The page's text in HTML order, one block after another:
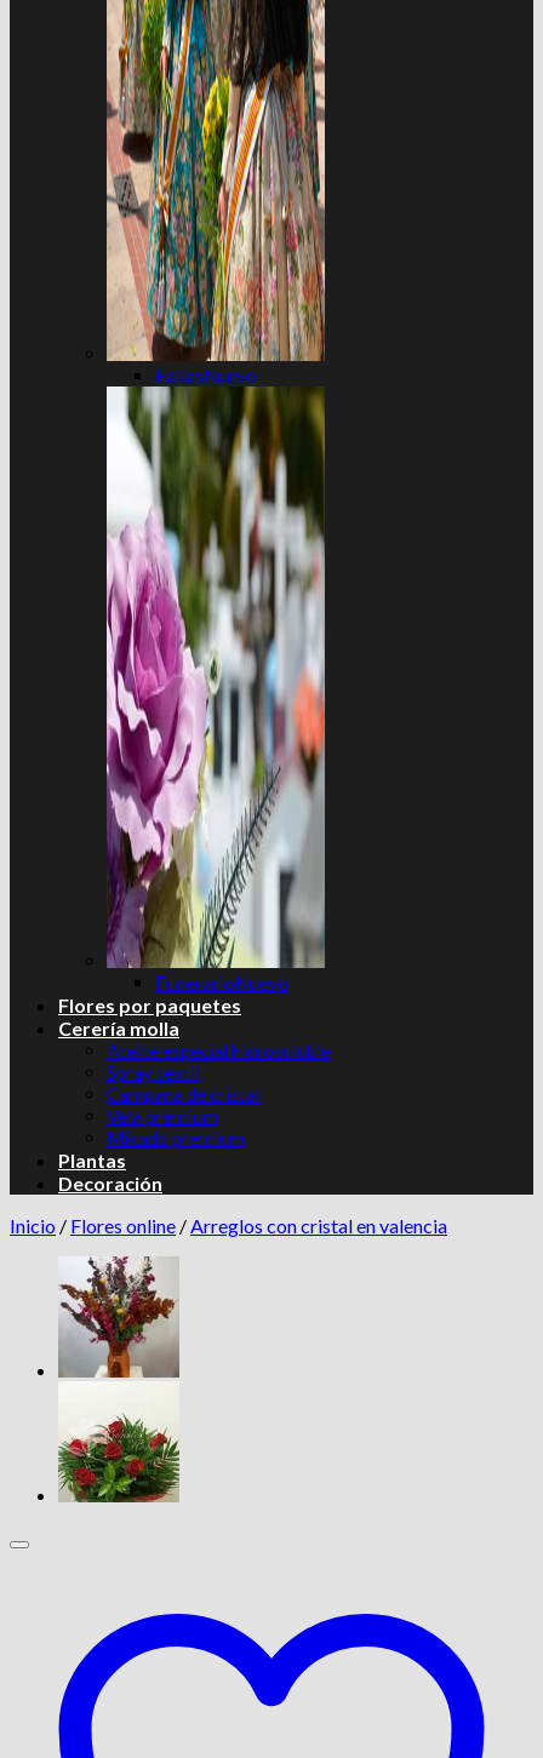
Fallas
Funerario
Flores por paquetes
Cerería molla
Aceite especial hidrosuluble
Spray textil
Campana de cristal
Vela premium
Mikado premium
Plantas
Decoración
Inicio / Flores online /Arreglos con cristal en valencia